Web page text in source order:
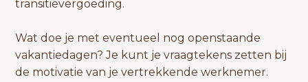
transitievergoeding.
Wat doe je met eventueel nog openstaande
vakantiedagen? Je kunt je vraagtekens zetten bij
de motivatie van je vertrekkende werknemer.